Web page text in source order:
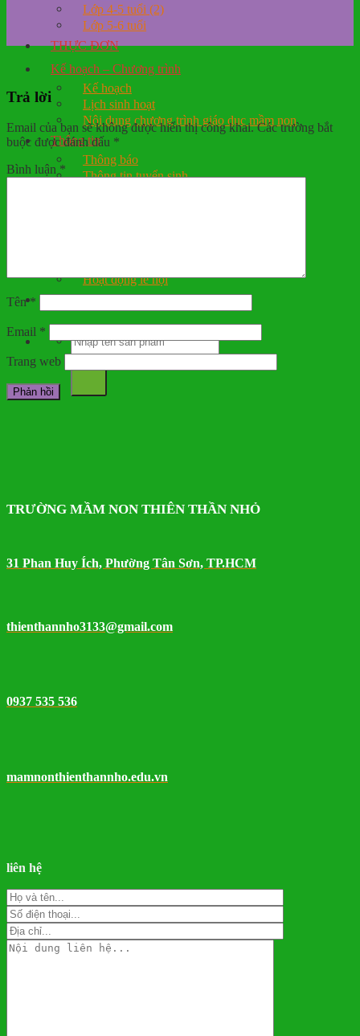
Lớp 4-5 tuổi (2)
Lớp 5-6 tuổi
THỰC ĐƠN
Kế hoạch – Chương trình
Kế hoạch
Lịch sinh hoạt
Nội dung chương trình giáo dục mầm non
Thông tin
Thông báo
Thông tin tuyển sinh
Hoạt động lễ hội
Liên hệ
Trả lời
Email của bạn sẽ không được hiển thị công khai. Các trường bắt
buộc được đánh dấu *
Bình luận*
Tên*
Email *
Trang web
TRƯỜNG MẦM NON THIÊN THẦN NHỎ
31 Phan Huy Ích, Phường Tân Sơn, TP.HCM
thienthannho3133@gmail.com
0937 535 536
mamnonthienthannho.edu.vn
liên hệ